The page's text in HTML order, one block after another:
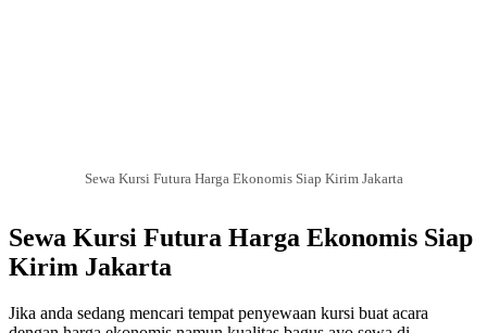
Sewa Kursi Futura Harga Ekonomis Siap Kirim Jakarta
Sewa Kursi Futura Harga Ekonomis Siap
Kirim Jakarta
Jika anda sedang mencari tempat penyewaan kursi buat acara